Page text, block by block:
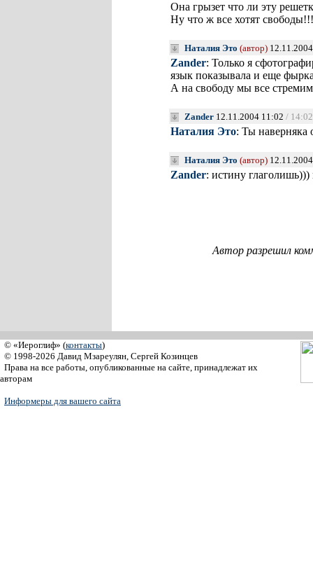
Она грызет что ли эту
Ну что ж все хотят
Наталия Это (автор)
Zander: Только я
язык показывала и еще
А на свободу мы все
Zander 12.11.2004 11:02 / 14:02
Наталия Это: Ты наверняка
Наталия Это (автор)
Zander: истину
Автор разрешил
© «Иероглиф» (контакты)
© 1998-2026 Давид Мзареулян, Сергей Козинцев
Права на все работы, опубликованные на сайте, принадлежат их
авторам
Информеры для вашего сайта